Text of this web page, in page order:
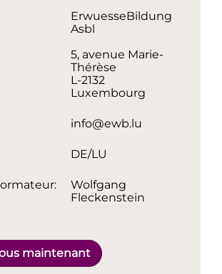
ErwuesseBildung
Asbl
5, avenue Marie-
Thérèse
L-2132
Luxembourg
info@ewb.lu
DE/LU
Wolfgang
Fleckenstein
maintenant